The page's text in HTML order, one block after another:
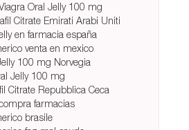
Oral Jelly 100 mg
Citrate Emirati Arabi Uniti
en farmacia españa
venta en mexico
100 mg Norvegia
Jelly 100 mg
Citrate Repubblica Ceca
farmacias
brasile